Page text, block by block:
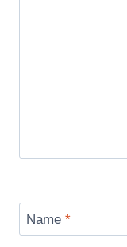
Name *